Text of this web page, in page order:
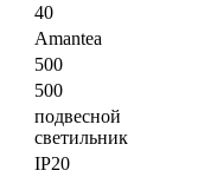
40
Amantea
500
500
подвесной
светильник
IP20